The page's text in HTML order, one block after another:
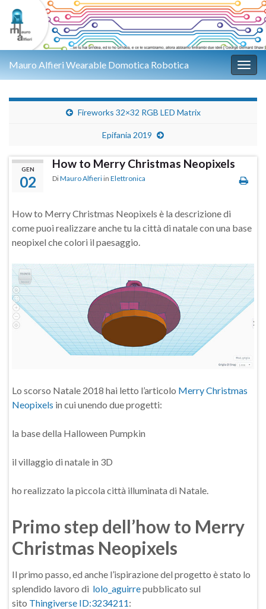
Mauro Alfieri Wearable Domotica Robotica
Fireworks 32×32 RGB LED Matrix
Epifania 2019
GEN
02
How to Merry Christmas Neopixels
DiMauro Alfieri in Elettronica
How to Merry Christmas Neopixels è la descrizione di
come puoi realizzare anche tu la città di natale con una base
neopixel che colori il paesaggio.
Lo scorso Natale 2018 hai letto l’articolo Merry Christmas
Neopixels in cui unendo due progetti:
la base della Halloween Pumpkin
il villaggio di natale in 3D
ho realizzato la piccola città illuminata di Natale.
Primo step dell’how to Merry
Christmas Neopixels
Il primo passo, ed anche l’ispirazione del progetto è stato lo
splendido lavoro di lolo_aguirrepubblicato sul
sito Thingiverse ID:3234211: